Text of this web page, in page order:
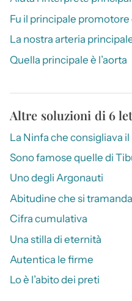
Fu il principale
La nostra arteria
Quella principale è l’aorta
Altre soluzioni di 6
La Ninfa che consigliava
Sono famose quelle di
Uno degli Argonauti
Abitudine che si tramanda
Cifra cumulativa
Una stilla di eternità
Autentica le firme
Lo è l’abito dei preti